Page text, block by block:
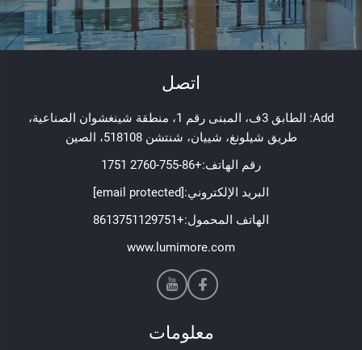
اتصل
Add: الطابق 3ف، المبنى رقم 1، منطقة شينغشوان الصناعية،
طريق شيلونغ، شييان، شنتشن 518108، الصين
رقم الهاتف:+86-755-2760 1751
البريد الإلكتروني:[email protected]
الهاتف المحمول:+8613751129751
www.lumimore.com
معلومات